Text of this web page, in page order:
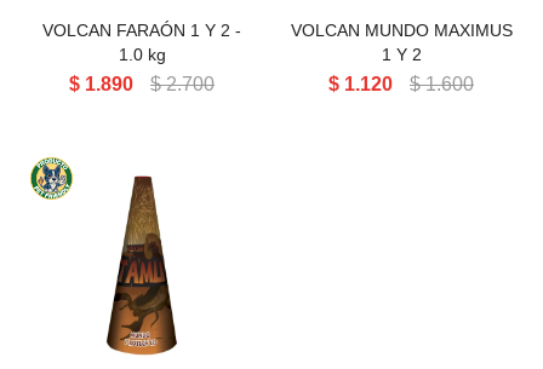
VOLCAN FARAÓN 1 Y 2 -
1.0 kg
$ 1.890 $ 2.700
VOLCAN MUNDO MAXIMUS
1 Y 2
$ 1.120 $ 1.600
VOLCAN MARCO AURELIO
SIN RUIDO